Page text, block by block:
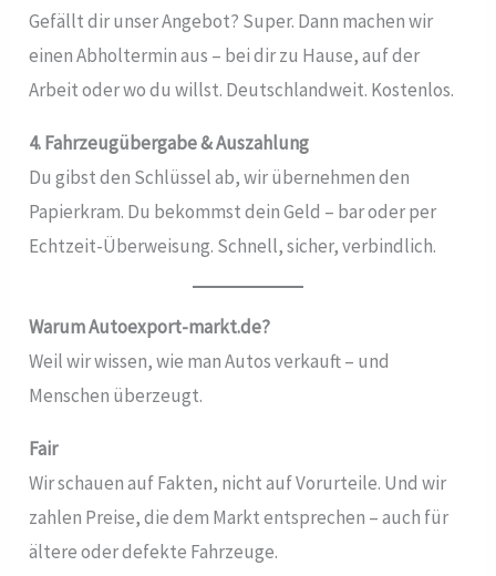
Gefällt dir unser Angebot? Super. Dann machen wir
einen Abholtermin aus – bei dir zu Hause, auf der
Arbeit oder wo du willst. Deutschlandweit. Kostenlos.
4. Fahrzeugübergabe & Auszahlung
Du gibst den Schlüssel ab, wir übernehmen den
Papierkram. Du bekommst dein Geld – bar oder per
Echtzeit-Überweisung. Schnell, sicher, verbindlich.
Warum Autoexport-markt.de?
Weil wir wissen, wie man Autos verkauft – und
Menschen überzeugt.
Fair
Wir schauen auf Fakten, nicht auf Vorurteile. Und wir
zahlen Preise, die dem Markt entsprechen – auch für
ältere oder defekte Fahrzeuge.